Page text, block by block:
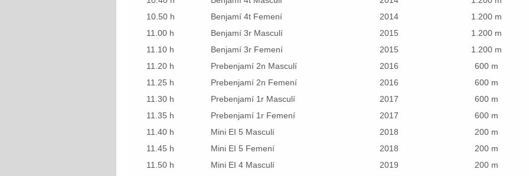
10.50 h
Benjamí 4t Femení 2014
1.200 m
11.00 h
Benjamí 3r Masculí 2015
1.200 m
11.10 h
Benjamí 3r Femení 2015
1.200 m
11.20 h
Prebenjamí 2n Masculí 2016
600 m
11.25 h
Prebenjamí 2n Femení 2016
600 m
11.30 h
Prebenjamí 1r Masculí 2017
600 m
11.35 h
Prebenjamí 1r Femení 2017
600 m
11.40 h
Mini EI 5 Masculí 2018
200 m
11.45 h
Mini EI 5 Femení 2018
200 m
11.50 h
Mini EI 4 Masculí 2019
200 m